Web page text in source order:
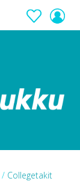
/ Collegetakit